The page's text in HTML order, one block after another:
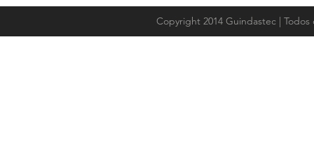
Copyright 2014 Guindastec |